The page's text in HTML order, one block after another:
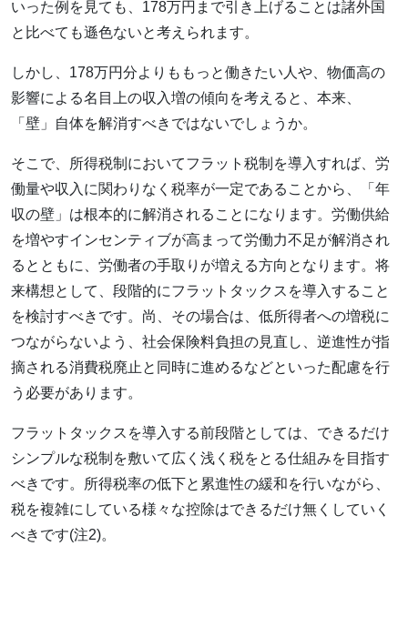
いった例を見ても、178万円まで引き上げることは諸外国
と比べても遜色ないと考えられます。
しかし、178万円分よりももっと働きたい人や、物価高の
影響による名目上の収入増の傾向を考えると、本来、
「壁」自体を解消すべきではないでしょうか。
そこで、所得税制においてフラット税制を導入すれば、労
働量や収入に関わりなく税率が一定であることから、「年
収の壁」は根本的に解消されることになります。労働供給
を増やすインセンティブが高まって労働力不足が解消され
るとともに、労働者の手取りが増える方向となります。将
来構想として、段階的にフラットタックスを導入すること
を検討すべきです。尚、その場合は、低所得者への増税に
つながらないよう、社会保険料負担の見直し、逆進性が指
摘される消費税廃止と同時に進めるなどといった配慮を行
う必要があります。
フラットタックスを導入する前段階としては、できるだけ
シンプルな税制を敷いて広く浅く税をとる仕組みを目指す
べきです。所得税率の低下と累進性の緩和を行いながら、
税を複雑にしている様々な控除はできるだけ無くしていく
べきです(注2)。